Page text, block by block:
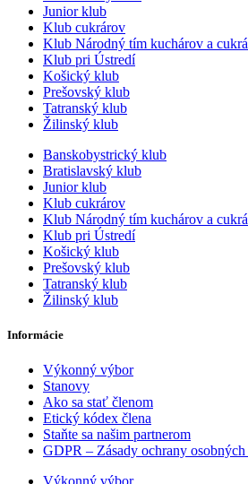
Junior klub
Klub cukrárov
Klub Národný tím kuchárov a
Klub pri Ústredí
Košický klub
Prešovský klub
Tatranský klub
Žilinský klub
Banskobystrický klub
Bratislavský klub
Junior klub
Klub cukrárov
Klub Národný tím kuchárov a
Klub pri Ústredí
Košický klub
Prešovský klub
Tatranský klub
Žilinský klub
Informácie
Výkonný výbor
Stanovy
Ako sa stať členom
Etický kódex člena
Staňte sa našim partnerom
GDPR – Zásady ochrany